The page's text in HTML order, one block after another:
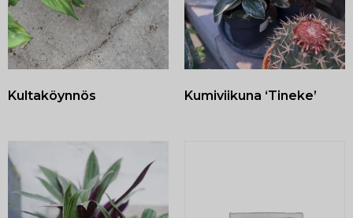
Kultaköynnös Kumiviikuna ‘Tineke’